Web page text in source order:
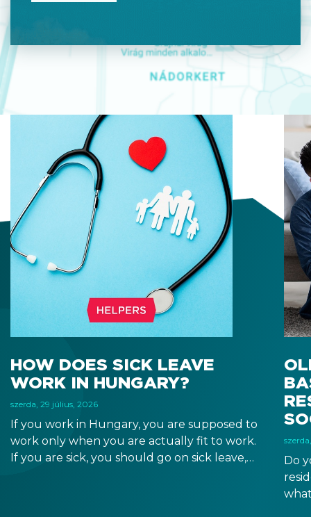
HOW DOES SICK LEAVE
WORK IN HUNGARY?
szerda, 29 július, 2026
If you work in Hungary, you are supposed to
work only when you are actually fit to work.
If you are sick, you should go on sick leave,
Do